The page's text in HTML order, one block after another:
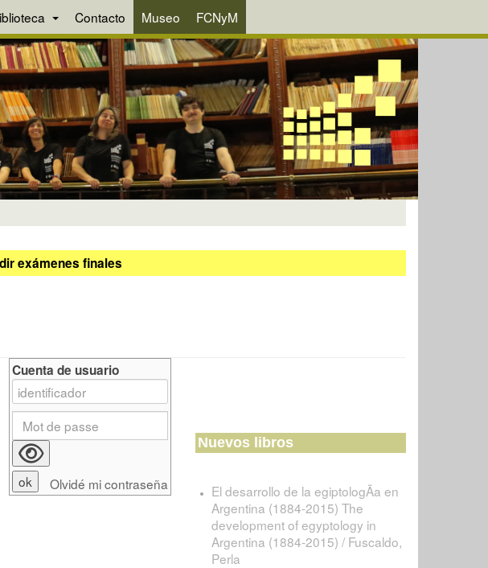
Contacto Museo FCNyM
exámenes finales
Cuenta de usuario
Olvidé mi contraseña
Nuevos libros
El desarrollo de la egiptologÃ­a en
Argentina (1884-2015) The
development of egyptology in
Argentina (1884-2015) / Fuscaldo,
Perla